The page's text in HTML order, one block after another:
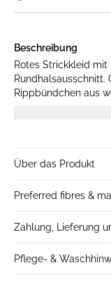
Beschreibung
Rotes Strickkleid
Rundhalsausschnitt.
Rippbündchen aus
Über das Produkt
Preferred fibres &
Zahlung, Lieferung
Pflege- &